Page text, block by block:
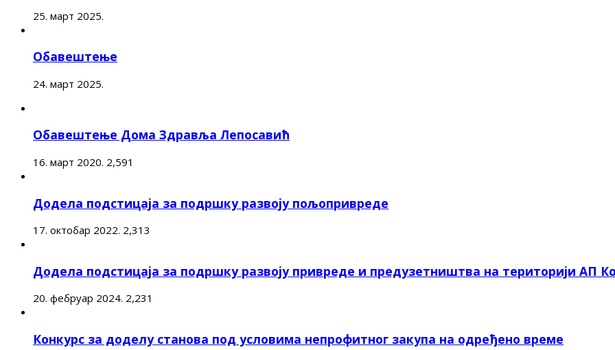
25. март 2025.
Обавештење
24. март 2025.
Обавештење Дома Здравља Лепосавић
16. март 2020. 2,591
Додела подстицаја за подршку развоју пољопривреде
17. октобар 2022. 2,313
Додела подстицаја за подршку развоју привреде и предузетништва на територији АП
20. фебруар 2024. 2,231
Конкурс за доделу станова под условима непрофитног закупа на одређено време